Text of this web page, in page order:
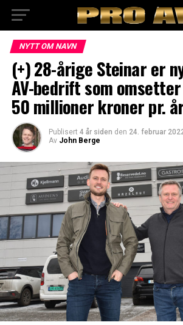
NYTT OM NAVN
(+) 28-årige Steinar er
AV-bedrift som
50 millioner kroner pr.
Publisert 4 år siden den 24. februar
Av John Berge